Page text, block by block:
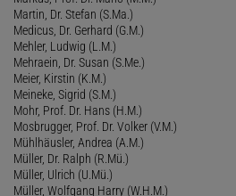
Martin, Dr. Stefan (S.Ma.)
Medicus, Dr. Gerhard (G.M.)
Mehler, Ludwig (L.M.)
Mehraein, Dr. Susan (S.Me.)
Meier, Kirstin (K.M.)
Meineke, Sigrid (S.M.)
Mohr, Prof. Dr. Hans (H.M.)
Mosbrugger, Prof. Dr. Volker (V.M.)
Mühlhäusler, Andrea (A.M.)
Müller, Dr. Ralph (R.Mü.)
Müller, Ulrich (U.Mü.)
Müller, Wolfgang Harry (W.H.M.)